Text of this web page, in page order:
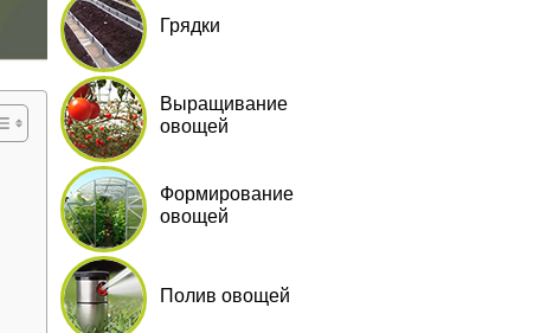
Грядки
Выращивание
овощей
Формирование
овощей
Полив овощей